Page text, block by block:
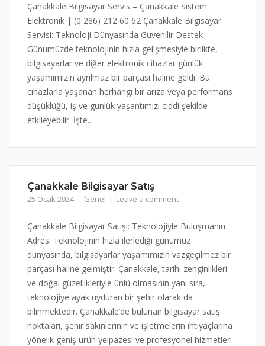
Çanakkale Bilgisayar Servis – Çanakkale Sistem
Elektronik | (0 286) 212 60 62 Çanakkale Bilgisayar
Servisi: Teknoloji Dünyasında Güvenilir Destek
Günümüzde teknolojinin hızla gelişmesiyle birlikte,
bilgisayarlar ve diğer elektronik cihazlar günlük
yaşamımızın ayrılmaz bir parçası haline geldi. Bu
cihazlarla yaşanan herhangi bir arıza veya performans
düşüklüğü, iş ve günlük yaşantımızı ciddi şekilde
etkileyebilir. İşte...
Çanakkale Bilgisayar Satış
25 Ocak 2024 Genel Leave a comment
Çanakkale Bilgisayar Satışı: Teknolojiyle Buluşmanın
Adresi Teknolojinin hızla ilerlediği günümüz
dünyasında, bilgisayarlar yaşamımızın vazgeçilmez bir
parçası haline gelmiştir. Çanakkale, tarihi zenginlikleri
ve doğal güzellikleriyle ünlü olmasının yanı sıra,
teknolojiye ayak uyduran bir şehir olarak da
bilinmektedir. Çanakkale’de bulunan bilgisayar satış
noktaları, şehir sakinlerinin ve işletmelerin ihtiyaçlarına
yönelik geniş ürün yelpazesi ve profesyonel hizmetleri